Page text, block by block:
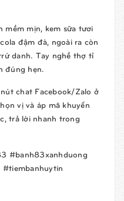
mềm mịn, kem sữa tươi
đậm đà, ngoài ra còn
danh. Tay nghề thợ tỉ
đúng hẹn.
chat Facebook/Zalo ở
vị và áp mã khuyến
trả lời nhanh trong
#banh83xanhduong